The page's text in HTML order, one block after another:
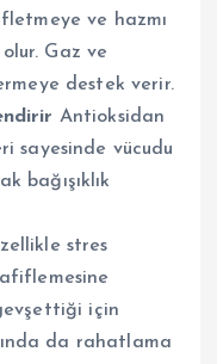
ve hazmı
Gaz ve
destek verir.
Antioksidan
sayesinde vücudu
bağışıklık
stres
için
da rahatlama